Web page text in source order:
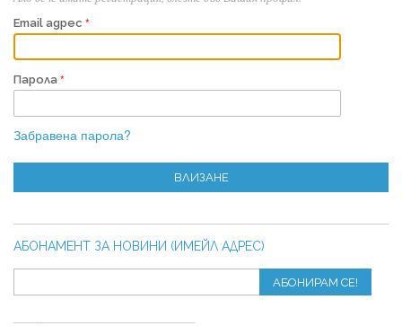
Email адрес
Парола
Забравена парола?
ВЛИЗАНЕ
АБОНАМЕНТ ЗА НОВИНИ (ИМЕЙЛ АДРЕС)
АБОНИРАМ СЕ!